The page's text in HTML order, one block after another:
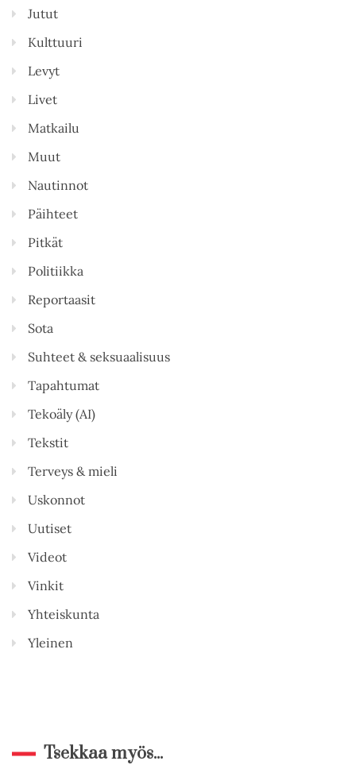
Jutut
Kulttuuri
Levyt
Livet
Matkailu
Muut
Nautinnot
Päihteet
Pitkät
Politiikka
Reportaasit
Sota
Suhteet & seksuaalisuus
Tapahtumat
Tekoäly (AI)
Tekstit
Terveys & mieli
Uskonnot
Uutiset
Videot
Vinkit
Yhteiskunta
Yleinen
Tsekkaa myös...